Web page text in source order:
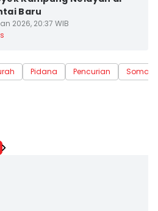
Baru
2026, 20:37 WIB
Pidana Pencurian
Somasi